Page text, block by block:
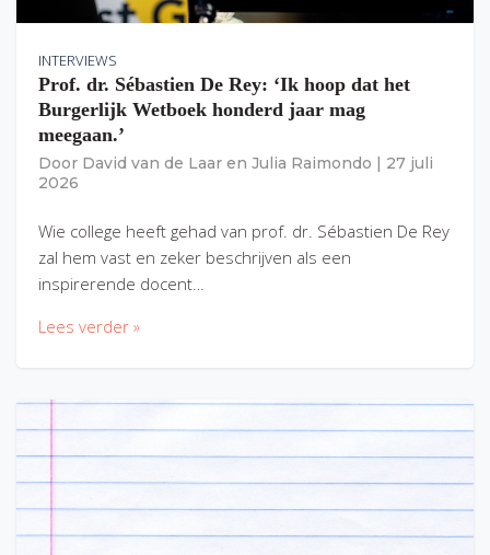
INTERVIEWS
Prof. dr. Sébastien De Rey: ‘Ik hoop dat het
Burgerlijk Wetboek honderd jaar mag
meegaan.’
Door David van de Laar en Julia Raimondo
27 juli
2026
Wie college heeft gehad van prof. dr. Sébastien De Rey
zal hem vast en zeker beschrijven als een
inspirerende docent…
Lees verder »